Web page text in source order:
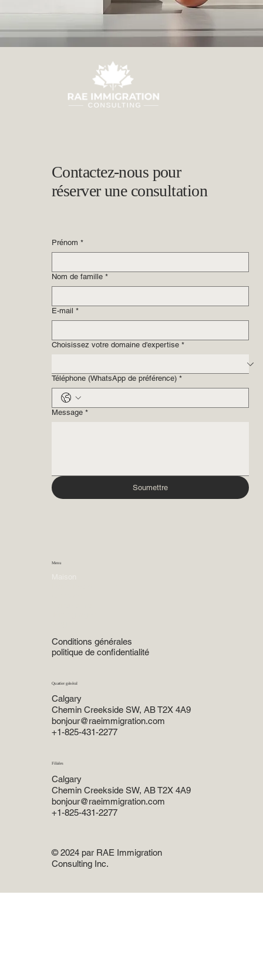
Contactez-nous pour
réserver une consultation
Prénom *
Nom de famille *
E-mail *
Choisissez votre domaine d'expertise *
Téléphone (WhatsApp de préférence) *
Message *
Soumettre
Menu
Conditions générales
politique de confidentialité
Quartier général
Calgary
Chemin Creekside SW, AB T2X 4A9
bonjour@raeimmigration.com
+1-825-431-2277
Filiales
Calgary
Chemin Creekside SW, AB T2X 4A9
bonjour@raeimmigration.com
+1-825-431-2277
© 2024 par RAE Immigration
Consulting Inc.